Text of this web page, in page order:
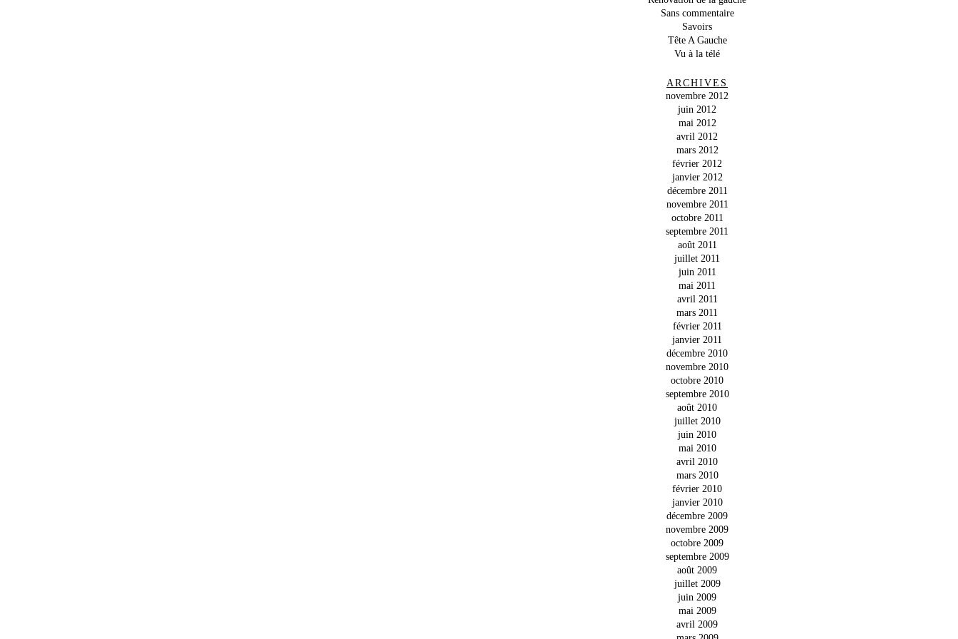
Sans commentaire
Savoirs
Tête A Gauche
Vu à la télé
ARCHIVES
novembre 2012
juin 2012
mai 2012
avril 2012
mars 2012
février 2012
janvier 2012
décembre 2011
novembre 2011
octobre 2011
septembre 2011
août 2011
juillet 2011
juin 2011
mai 2011
avril 2011
mars 2011
février 2011
janvier 2011
décembre 2010
novembre 2010
octobre 2010
septembre 2010
août 2010
juillet 2010
juin 2010
mai 2010
avril 2010
mars 2010
février 2010
janvier 2010
décembre 2009
novembre 2009
octobre 2009
septembre 2009
août 2009
juillet 2009
juin 2009
mai 2009
avril 2009